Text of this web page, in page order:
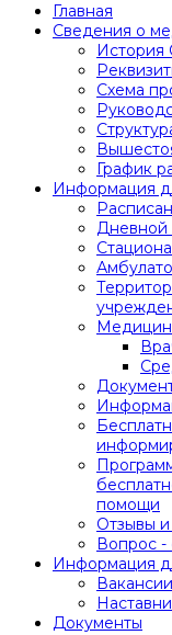
Главная
Сведения о
История
Схема
График
Информация
Дневной
помощи
Отзывы
Вопрос -
Информация
Вакансии
Документы